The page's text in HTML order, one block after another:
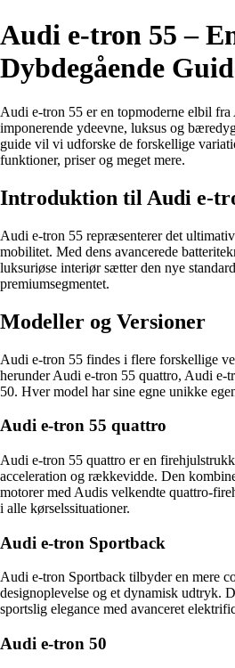
Audi e-tron 55 –
Dybdegående
Audi e-tron 55 er en topmoderne elbil
imponerende ydeevne, luksus og
guide vil vi udforske de forskellige
funktioner, priser og meget mere.
Introduktion til Audi e-
Audi e-tron 55 repræsenterer det
mobilitet. Med dens avancerede
luksuriøse interiør sætter den nye
premiumsegmentet.
Modeller og Versioner
Audi e-tron 55 findes i flere forskellige
herunder Audi e-tron 55 quattro, Audi e-
50. Hver model har sine egne unikke
Audi e-tron 55 quattro
Audi e-tron 55 quattro er en
acceleration og rækkevidde. Den
motorer med Audis velkendte quattro-
i alle kørselssituationer.
Audi e-tron Sportback
Audi e-tron Sportback tilbyder en mere
designoplevelse og et dynamisk udtryk.
sportslig elegance med avanceret
Audi e-tron 50